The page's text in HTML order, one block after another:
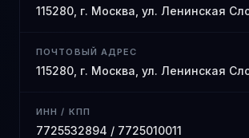
115280, г. Москва, ул. Ленинская
ПОЧТОВЫЙ АДРЕС
115280, г. Москва, ул. Ленинская
ИНН / КПП
7725532894 / 7725010011